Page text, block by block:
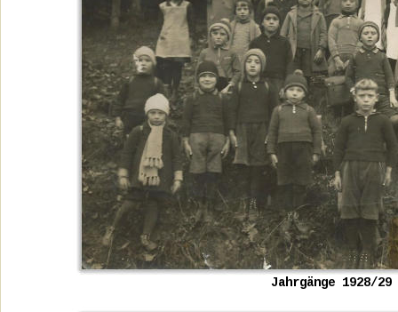
Jahrgänge 1928/29